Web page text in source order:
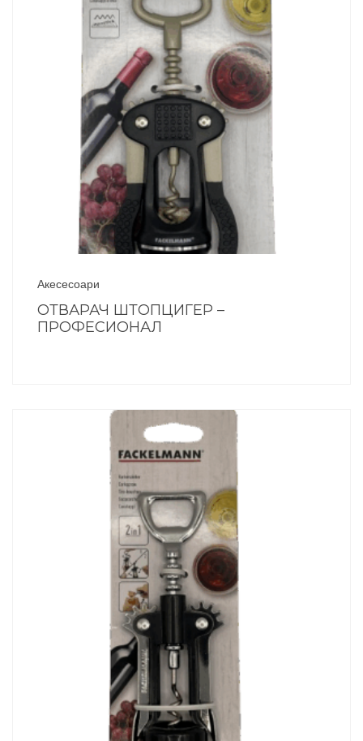
Акесесоари
ОТВАРАЧ ШТОПЦИГЕР –
ПРОФЕСИОНАЛ